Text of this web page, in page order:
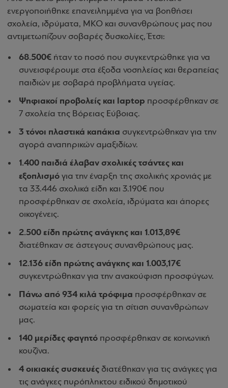
ενεργοποιήθηκε επανειλημμένα για να βοηθήσει
σχολεία, ιδρύματα, ΜΚΟ και συνανθρώπους μας που
αντιμετωπίζουν σοβαρές δυσκολίες, Έτσι:
68.500€ ήταν το ποσό που συγκεντρώθηκε για να
συνεισφέρουμε στα έξοδα νοσηλείας και θεραπείας
παιδιών με σοβαρά προβλήματα υγείας.
Ψηφιακοί προβολείς και laptop προσφέρθηκαν σε
7 σχολεία της Βόρειας Εύβοιας.
3 τόνοι πλαστικά καπάκια συγκεντρώθηκαν για την
αγορά αναπηρικών αμαξιδίων.
1.400 παιδιά έλαβαν σχολικές τσάντες και
εξοπλισμό για την έναρξη της σχολικής χρονιάς με
τα 33.446 σχολικά είδη και 3.190€ που
προσφέρθηκαν σε σχολεία, ιδρύματα και άπορες
οικογένεις.
2.500 είδη πρώτης ανάγκης και 1.013,89€
διατέθηκαν σε άστεγους συνανθρώπους μας.
12.136 είδη πρώτης ανάγκης και 1.003,17€
συγκεντρώθηκαν για την ανακούφιση προσφύγων.
Πάνω από 934 κιλά τρόφιμα προσφέρθηκαν σε
σωματεία και φορείς για τη σίτιση συνανθρώπων
μας.
140 μερίδες φαγητό προσφέρθηκαν σε κοινωνική
κουζίνα.
4 οικιακές συσκευές διατέθηκαν για τις ανάγκες για
τις ανάγκες πυρόπληκτου ειδικού δημοτικού